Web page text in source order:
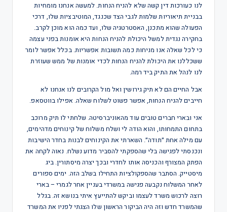
לנו כעורכות דין קשה שלא להניח הנחות. למעשה אנחנו מומחיות
בבניית תיאוריות שלמות לגבי הצד שכנגד, המוטיבציות שלו, דרכי
הפעולה שהוא מתכנן, האסטרטגיה שלו, ועד כמה הוא מוכן לקרב.
בחקירה נגדית למשל היכולת להניח הנחות היא אומנות בפני עצמה
כי לכל שאלה אנו מניחות כמה תשובות אפשריות. בכלל אפשר לומר
ששכללנו את היכולת להניח הנחות לכדי אומנות של ממש שעוזרת
לנו לנהל את התיק ביד רמה.
אבל החיים הם לא תיק גירושין ואל מול הקרובים לנו אנחנו לא
חייבים להניח הנחות, אפשר פשוט לשלוח שאלה. אפילו בווטסאפ.
אני ובארי חברים טובים עוד מהאוניברסיטה. שלחתי לו תיק מרוכב
בתחום התמחותו, והוא הודה לי ושלח משלוח של קינוחים מדהימים,
עם מילה אחת ״תודה״. השארתי את הקינוחים לבנות בחדר הישיבות
ונכנסתי לפגישה בלי שהספקתי להסביר מדוע נשלח. נאוה לקחה את
הפתק המצורף והכניסה אותו לחדרי ובכך יצרה מיסתורין. ביג
מיסטייק. הסתבר שהספקולציות התחילו בשלב הזה. ימים ספורים
לאחר המשלוח נקבעה פגישה במשרדי בעניין אחר לגמרי – בארי
רוצה לרכוש משרד לעצמו וביקש להתייעץ איתי בנושא זה. בגלל
שהמשרד חדש וזה היה הביקור הראשון שלו הצגתי לפניו את המשרד